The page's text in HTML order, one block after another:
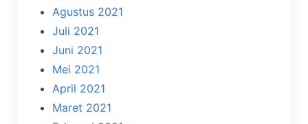
Agustus 2021
Juli 2021
Juni 2021
Mei 2021
April 2021
Maret 2021